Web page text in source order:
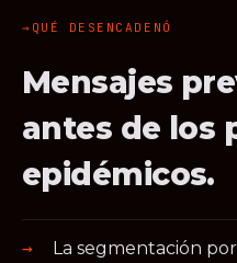
QUÉ DESENCADENÓ
Mensajes
antes de los
epidémicos.
La segmentación